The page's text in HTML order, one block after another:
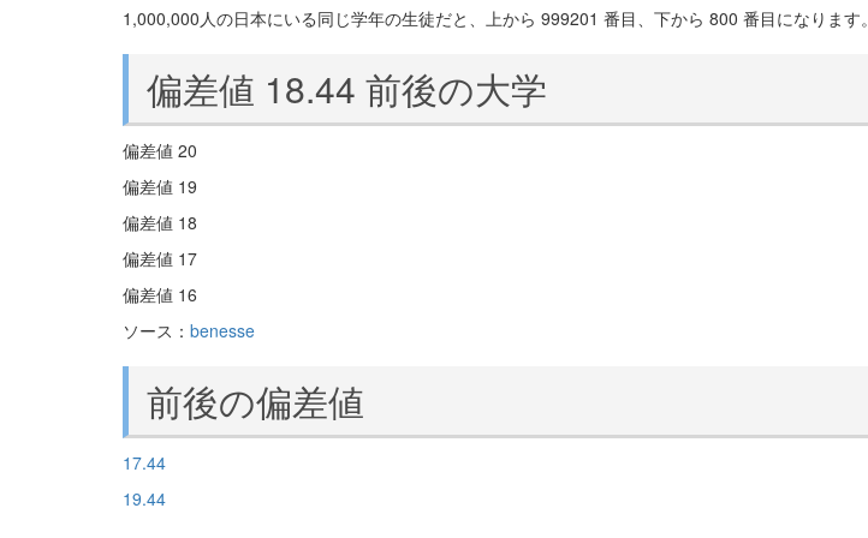
1,000,000人の日本にいる同じ学年の生徒だと、上から 999201 番目、下から 800 番目になります。
偏差値 18.44 前後の大学
偏差値 20
偏差値 19
偏差値 18
偏差値 17
偏差値 16
ソース： benesse
前後の偏差値
17.44
19.44